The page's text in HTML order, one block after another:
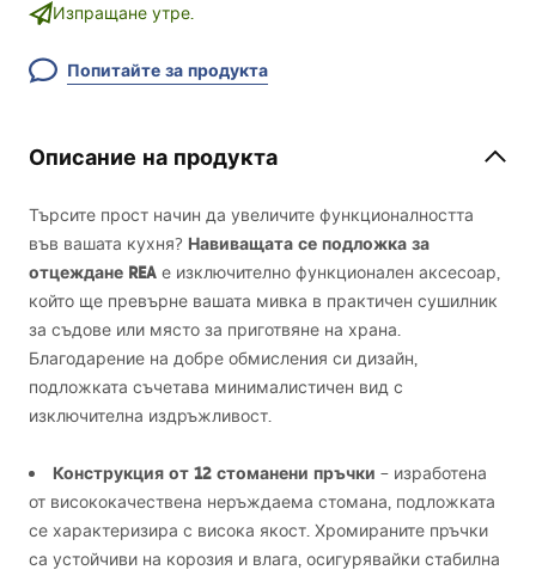
Изпращане утре.
Попитайте за продукта
Описание на продукта
Търсите прост начин да увеличите функционалността
във вашата кухня? Навиващата се подложка за
отцеждане REA е изключително функционален аксесоар,
който ще превърне вашата мивка в практичен сушилник
за съдове или място за приготвяне на храна.
Благодарение на добре обмисления си дизайн,
подложката съчетава минималистичен вид с
изключителна издръжливост.
Конструкция от 12 стоманени пръчки – изработена
от висококачествена неръждаема стомана, подложката
се характеризира с висока якост. Хромираните пръчки
са устойчиви на корозия и влага, осигурявайки стабилна